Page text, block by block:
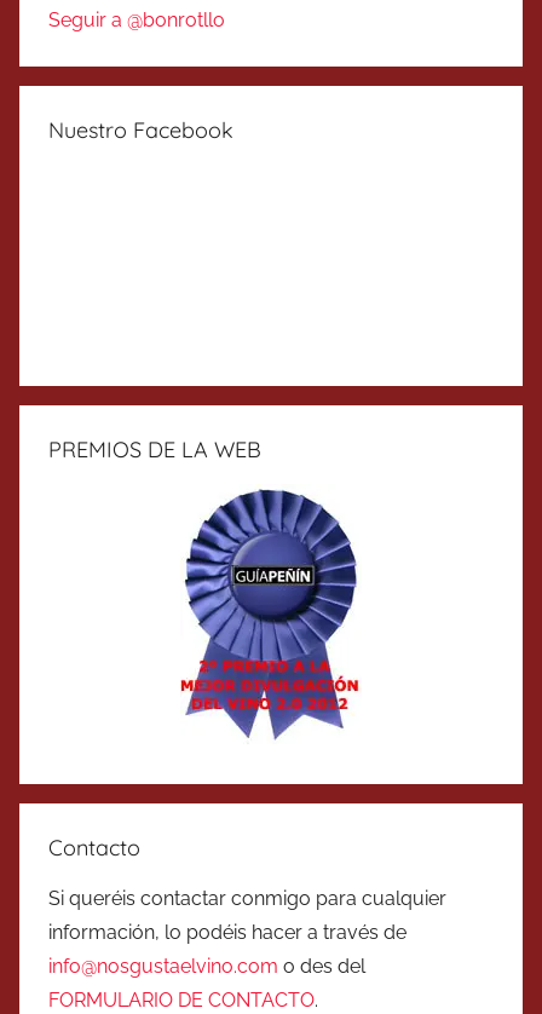
Seguir a @bonrotllo
Nuestro Facebook
PREMIOS DE LA WEB
Contacto
Si queréis contactar conmigo para cualquier
información, lo podéis hacer a través de
info@nosgustaelvino.com o des del
FORMULARIO DE CONTACTO.